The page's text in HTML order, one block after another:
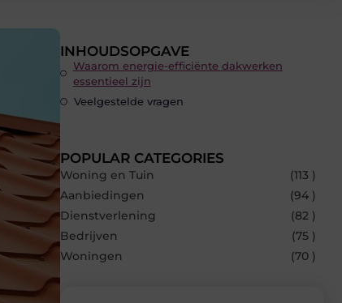
INHOUDSOPGAVE
Waarom energie-efficiënte dakwerken
essentieel zijn
Veelgestelde vragen
POPULAR CATEGORIES
Woning en Tuin
(113 )
Aanbiedingen
(94 )
Dienstverlening
(82 )
Bedrijven
(75 )
Woningen
(70 )